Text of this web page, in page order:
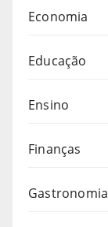
Economia
Educação
Ensino
Finanças
Gastronomia